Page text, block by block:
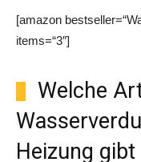
[amazon
items=“3″]
Welche
Heizung gibt